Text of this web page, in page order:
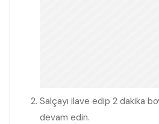
Salçayı ilave edip 2 dakika
devam edin.